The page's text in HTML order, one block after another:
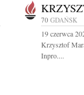
70 GDAŃSK
19 czerwca
Krzysztof
Inpro....